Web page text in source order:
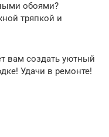
обоями?
тряпкой и
вам создать уютный
Удачи в ремонте!